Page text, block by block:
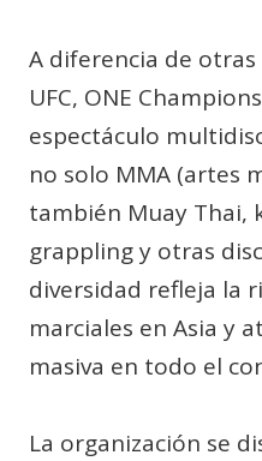
A diferencia de
UFC, ONE
espectáculo
no solo MMA (artes
también Muay Thai,
grappling y otras
diversidad refleja la
marciales en Asia y
masiva en todo el
La organización se